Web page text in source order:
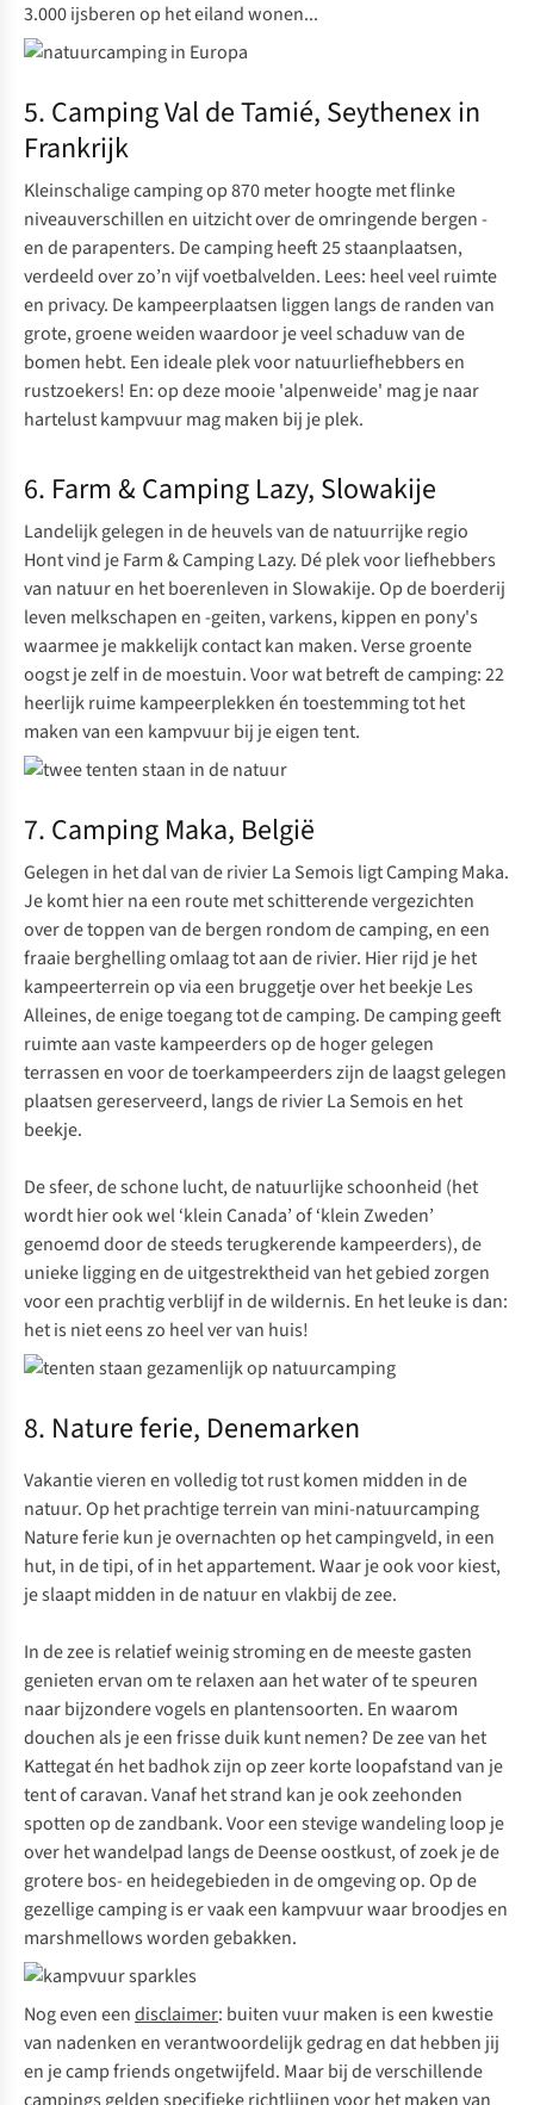
3.000 ijsberen op het eiland wonen...
5. Camping Val de Tamié, Seythenex in
Frankrijk
Kleinschalige camping op 870 meter hoogte met flinke
niveauverschillen en uitzicht over de omringende bergen -
en de parapenters. Decampingheeft 25 staanplaatsen,
verdeeld over zo’n vijf voetbalvelden. Lees: heel veel ruimte
en privacy. De kampeerplaatsen liggen langs de randen van
grote, groene weiden waardoor je veel schaduw van de
bomen hebt. Een ideale plek voor natuurliefhebbers en
rustzoekers! En: op deze mooie 'alpenweide' mag je naar
hartelust kampvuur mag maken bij je plek.
6. Farm & Camping Lazy, Slowakije
Landelijk gelegen in de heuvels van de natuurrijke regio
Hont vind je Farm & Camping Lazy. Dé plek voor liefhebbers
van natuur en het boerenleven in Slowakije. ​​Op de boerderij
leven melkschapen en -geiten, varkens, kippen en pony's
waarmee je makkelijk contact kan maken. Verse groente
oogst je zelf in de moestuin. Voor wat betreft decamping: 22
heerlijk ruime kampeerplekken én toestemming tot het
maken van een kampvuur bij je eigen tent.
7. Camping Maka, België
Gelegen in het dal van de rivier La Semois ligtCamping Maka.
Je komt hier na een route met schitterende vergezichten
over de toppen van de bergen rondom de camping, en een
fraaie berghelling omlaag tot aan de rivier. Hier rijd je het
kampeerterrein op via een bruggetje over het beekje Les
Alleines, de enige toegang tot de camping. De camping geeft
ruimte aan vaste kampeerders op de hoger gelegen
terrassen en voor de toerkampeerders zijn de laagst gelegen
plaatsen gereserveerd, langs de rivier La Semois en het
beekje.
De sfeer, de schone lucht, de natuurlijke schoonheid (het
wordt hier ook wel ‘klein Canada’ of ‘klein Zweden’
genoemd door de steeds terugkerende kampeerders), de
unieke ligging en de uitgestrektheid van het gebied zorgen
voor een prachtig verblijf in de wildernis. En het leuke is dan:
het is niet eens zo heel ver van huis!
8. Nature ferie, Denemarken
Vakantie vieren en volledig tot rust komen midden in de
natuur. Op het prachtige terrein van mini-natuurcamping
Nature feriekun je overnachten op het campingveld, in een
hut, in de tipi, of in het appartement. Waar je ook voor kiest,
je slaapt midden in de natuur en vlakbij de zee.
In de zee is relatief weinig stroming en de meeste gasten
genieten ervan om te relaxen aan het water of te speuren
naar bijzondere vogels en plantensoorten. En waarom
douchen als je een frisse duik kunt nemen? De zee van het
Kattegat én het badhok zijn op zeer korte loopafstand van je
tent of caravan. Vanaf het strand kan je ook zeehonden
spotten op de zandbank. Voor een stevige wandeling loop je
over het wandelpad langs de Deense oostkust, of zoek je de
grotere bos- en heidegebieden in de omgeving op. Op de
gezellige camping is er vaak een kampvuur waar broodjes en
marshmellows worden gebakken.
Nog even eendisclaimer: buiten vuur maken is een kwestie
van nadenken en verantwoordelijk gedrag en dat hebben jij
en jecamp friendsongetwijfeld. Maar bij de verschillende